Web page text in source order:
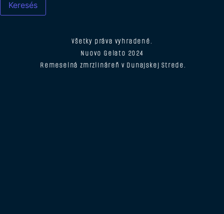
Všetky práva vyhradené.
Nuovo Gelato 2024
Remeselná zmrzlináreň v Dunajskej Strede.